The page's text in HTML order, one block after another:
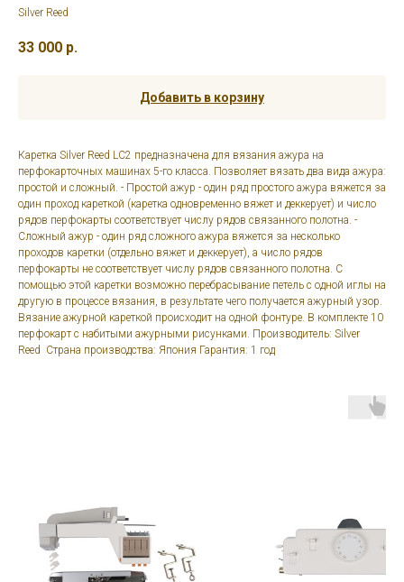
Silver Reed
33 000 р.
Добавить в корзину
Каретка Silver Reed LC2 предназначена для вязания ажура на
перфокарточных машинах 5-го класса. Позволяет вязать два вида ажура:
простой и сложный. - Простой ажур - один ряд простого ажура вяжется за
один проход кареткой (каретка одновременно вяжет и деккерует) и число
рядов перфокарты соответствует числу рядов связанного полотна. -
Сложный ажур - один ряд сложного ажура вяжется за несколько
проходов каретки (отдельно вяжет и деккерует), а число рядов
перфокарты не соответствует числу рядов связанного полотна. С
помощью этой каретки возможно перебрасывание петель с одной иглы на
другую в процессе вязания, в результате чего получается ажурный узор.
Вязание ажурной кареткой происходит на одной фонтуре. В комплекте 10
перфокарт с набитыми ажурными рисунками. Производитель: Silver
Reed Страна производства: Япония Гарантия: 1 год